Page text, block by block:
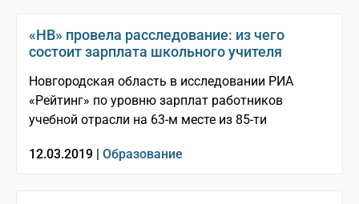
«НВ» провела расследование: из чего
состоит зарплата школьного учителя
Новгородская область в исследовании РИА
«Рейтинг» по уровню зарплат работников
учебной отрасли на 63-м месте из 85-ти
12.03.2019 | Образование